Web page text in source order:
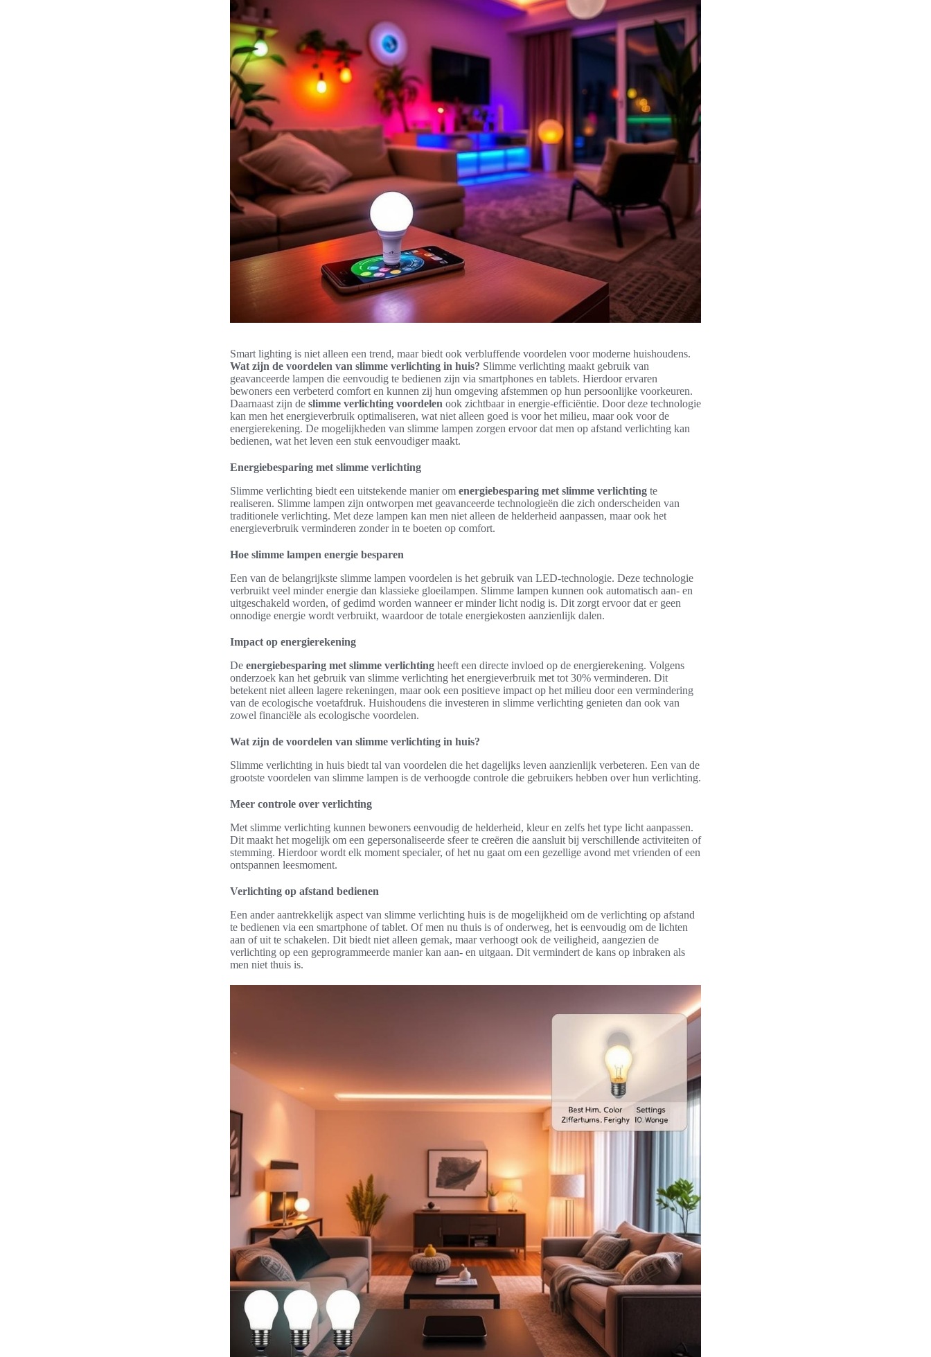
Smart lighting is niet alleen een trend, maar biedt ook verbluffende voordelen voor moderne huishoudens.
Wat zijn de voordelen van slimme verlichting in huis? Slimme verlichting maakt gebruik van
geavanceerde lampen die eenvoudig te bedienen zijn via smartphones en tablets. Hierdoor ervaren
bewoners een verbeterd comfort en kunnen zij hun omgeving afstemmen op hun persoonlijke voorkeuren.
Daarnaast zijn de slimme verlichting voordelen ook zichtbaar in energie-efficiëntie. Door deze technologie
kan men het energieverbruik optimaliseren, wat niet alleen goed is voor het milieu, maar ook voor de
energierekening. De mogelijkheden van slimme lampen zorgen ervoor dat men op afstand verlichting kan
bedienen, wat het leven een stuk eenvoudiger maakt.
Energiebesparing met slimme verlichting
Slimme verlichting biedt een uitstekende manier om energiebesparing met slimme verlichting te
realiseren. Slimme lampen zijn ontworpen met geavanceerde technologieën die zich onderscheiden van
traditionele verlichting. Met deze lampen kan men niet alleen de helderheid aanpassen, maar ook het
energieverbruik verminderen zonder in te boeten op comfort.
Hoe slimme lampen energie besparen
Een van de belangrijkste slimme lampen voordelen is het gebruik van LED-technologie. Deze technologie
verbruikt veel minder energie dan klassieke gloeilampen. Slimme lampen kunnen ook automatisch aan- en
uitgeschakeld worden, of gedimd worden wanneer er minder licht nodig is. Dit zorgt ervoor dat er geen
onnodige energie wordt verbruikt, waardoor de totale energiekosten aanzienlijk dalen.
Impact op energierekening
De energiebesparing met slimme verlichting heeft een directe invloed op de energierekening. Volgens
onderzoek kan het gebruik van slimme verlichting het energieverbruik met tot 30% verminderen. Dit
betekent niet alleen lagere rekeningen, maar ook een positieve impact op het milieu door een vermindering
van de ecologische voetafdruk. Huishoudens die investeren in slimme verlichting genieten dan ook van
zowel financiële als ecologische voordelen.
Wat zijn de voordelen van slimme verlichting in huis?
Slimme verlichting in huis biedt tal van voordelen die het dagelijks leven aanzienlijk verbeteren. Een van de
grootste voordelen van slimme lampen is de verhoogde controle die gebruikers hebben over hun verlichting.
Meer controle over verlichting
Met slimme verlichting kunnen bewoners eenvoudig de helderheid, kleur en zelfs het type licht aanpassen.
Dit maakt het mogelijk om een gepersonaliseerde sfeer te creëren die aansluit bij verschillende activiteiten of
stemming. Hierdoor wordt elk moment specialer, of het nu gaat om een gezellige avond met vrienden of een
ontspannen leesmoment.
Verlichting op afstand bedienen
Een ander aantrekkelijk aspect van slimme verlichting huis is de mogelijkheid om de verlichting op afstand
te bedienen via een smartphone of tablet. Of men nu thuis is of onderweg, het is eenvoudig om de lichten
aan of uit te schakelen. Dit biedt niet alleen gemak, maar verhoogt ook de veiligheid, aangezien de
verlichting op een geprogrammeerde manier kan aan- en uitgaan. Dit vermindert de kans op inbraken als
men niet thuis is.